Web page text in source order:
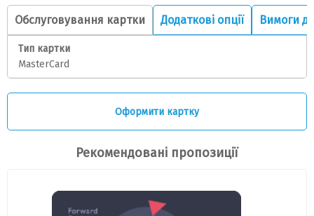
Обслуговування картки Додаткові опції Вимоги
Тип картки
MasterCard
Оформити картку
Рекомендовані пропозиції